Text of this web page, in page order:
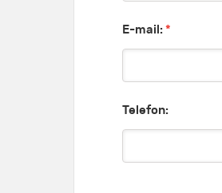
E-mail: *
Telefon: